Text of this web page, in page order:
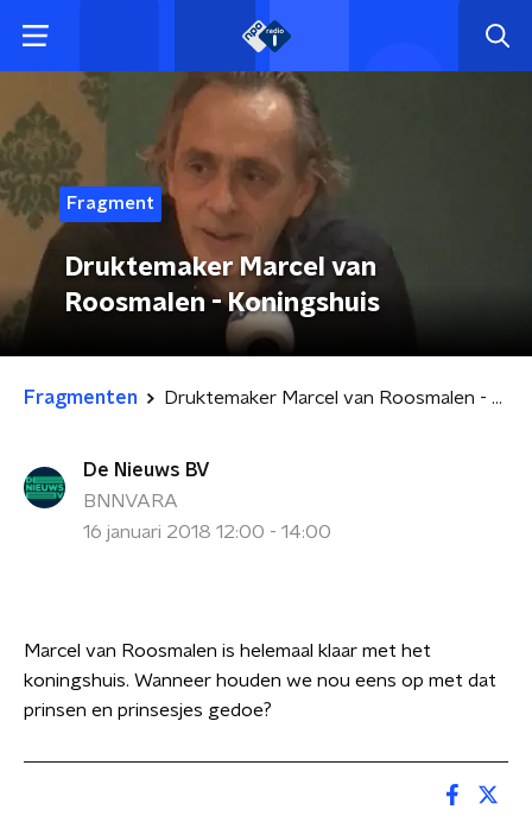
Fragment
Druktemaker Marcel van
Roosmalen - Koningshuis
Fragmenten Druktemaker Marcel van Roosmalen - Koningshuis
De Nieuws BV
BNNVARA
16 januari 2018 12:00 - 14:00
Marcel van Roosmalen is helemaal klaar met het
koningshuis. Wanneer houden we nou eens op met dat
prinsen en prinsesjes gedoe?